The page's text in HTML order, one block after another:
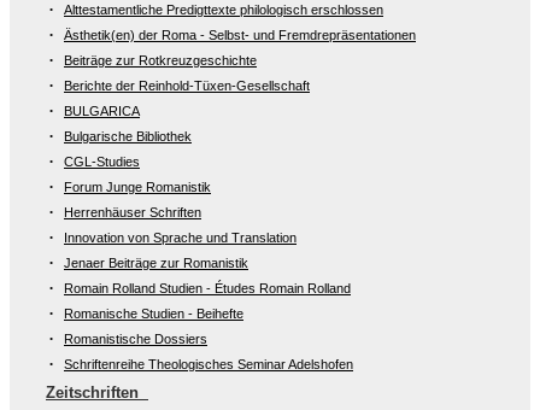
Alttestamentliche Predigttexte philologisch erschlossen
Ästhetik(en) der Roma - Selbst- und Fremdrepräsentationen
Beiträge zur Rotkreuzgeschichte
Berichte der Reinhold-Tüxen-Gesellschaft
BULGARICA
Bulgarische Bibliothek
CGL-Studies
Forum Junge Romanistik
Herrenhäuser Schriften
Innovation von Sprache und Translation
Jenaer Beiträge zur Romanistik
Romain Rolland Studien - Études Romain Rolland
Romanische Studien - Beihefte
Romanistische Dossiers
Schriftenreihe Theologisches Seminar Adelshofen
Zeitschriften